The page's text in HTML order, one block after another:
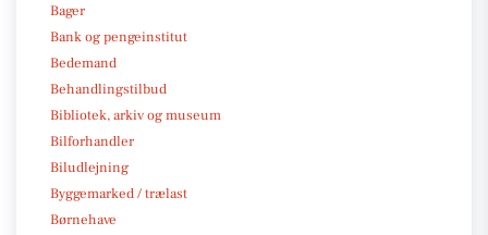
Bager
Bank og pengeinstitut
Bedemand
Behandlingstilbud
Bibliotek, arkiv og museum
Bilforhandler
Biludlejning
Byggemarked / trælast
Børnehave